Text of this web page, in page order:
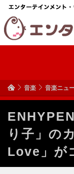
音楽 音楽ニュ
り子」の
Love」が